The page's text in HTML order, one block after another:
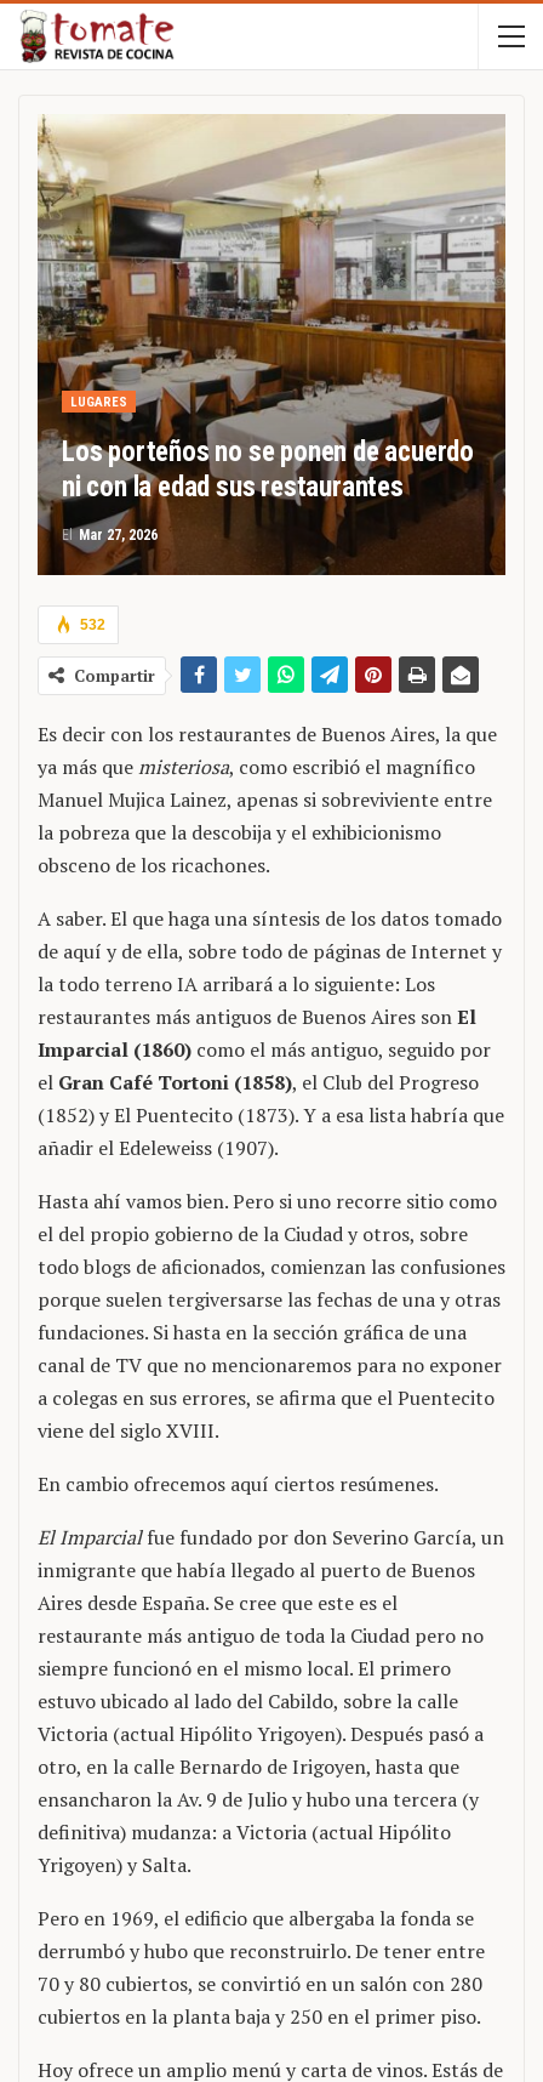
LUGARES
Los porteños no se ponen de acuerdo
ni con la edad sus restaurantes
El Mar 27, 2026
532
Compartir
Es decir con los restaurantes de Buenos Aires, la que
ya más quemisteriosa, como escribió el magnífico
Manuel Mujica Lainez, apenas si sobreviviente entre
la pobreza que la descobija y el exhibicionismo
obsceno de los ricachones.
A saber. El que haga una síntesis de los datos tomado
de aquí y de ella, sobre todo de páginas de Internet y
la todo terreno IA arribará a lo siguiente: Los
restaurantes más antiguos de Buenos Aires sonEl
Imparcial (1860) como el más antiguo, seguido por
el Gran Café Tortoni (1858), el Club del Progreso
(1852) y El Puentecito (1873). Y a esa lista habría que
añadir el Edeleweiss (1907).
Hasta ahí vamos bien. Pero si uno recorre sitio como
el del propio gobierno de la Ciudad y otros, sobre
todo blogs de aficionados, comienzan las confusiones
porque suelen tergiversarse las fechas de una y otras
fundaciones. Si hasta en la sección gráfica de una
canal de TV que no mencionaremos para no exponer
a colegas en sus errores, se afirma que el Puentecito
viene del siglo XVIII.
En cambio ofrecemos aquí ciertos resúmenes.
El Imparcialfue fundado por don Severino García, un
inmigrante que había llegado al puerto de Buenos
Aires desde España. Se cree que este es el
restaurante más antiguo de toda la Ciudad pero no
siempre funcionó en el mismo local. El primero
estuvo ubicado al lado del Cabildo, sobre la calle
Victoria (actual Hipólito Yrigoyen). Después pasó a
otro, en la calle Bernardo de Irigoyen, hasta que
ensancharon la Av. 9 de Julio y hubo una tercera (y
definitiva) mudanza: a Victoria (actual Hipólito
Yrigoyen) y Salta.
Pero en 1969, el edificio que albergaba la fonda se
derrumbó y hubo que reconstruirlo. De tener entre
70 y 80 cubiertos, se convirtió en un salón con 280
cubiertos en la planta baja y 250 en el primer piso.
Hoy ofrece un amplio menú y carta de vinos. Estás de